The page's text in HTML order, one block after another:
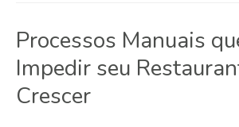
Processos Manuais
Impedir seu
Crescer